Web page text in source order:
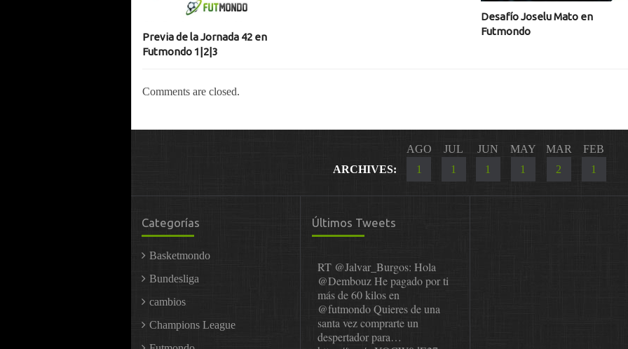
Previa de la Jornada 42 en
Futmondo 1|2|3
Desafío Joselu Mato en
Futmondo
Comments are closed.
ARCHIVES:
AGO
1
JUL
1
JUN
1
MAY
1
MAR
2
FEB
1
Categorías
Basketmondo
Bundesliga
cambios
Champions League
Últimos Tweets
RT @Jalvar_Burgos: Hola
@DembouzHe pagado por ti
más de 60 kilos en
@futmondoQuieres de una
santa vez comprarte un
despertador para…